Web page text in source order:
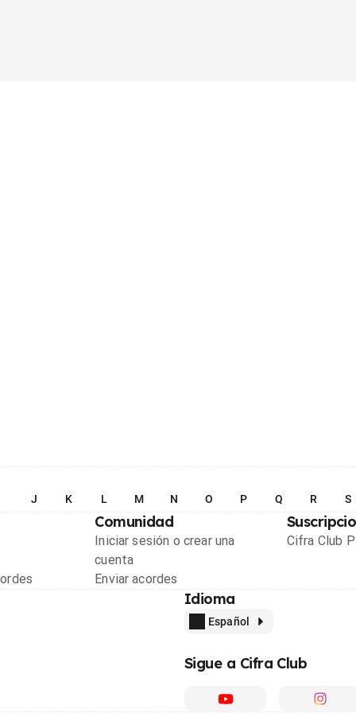
J K L M N O P Q R S
Comunidad
Iniciar sesión o crear una
cuenta
Enviar acordes
Cifra Club
Idioma
Español
Sigue a Cifra Club